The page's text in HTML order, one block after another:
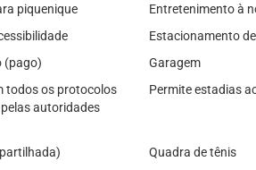
piquenique
Entretenimento à
Estacionamento
(pago)
Garagem
todos os protocolos
autoridades
Permite estadias
Quadra de tênis